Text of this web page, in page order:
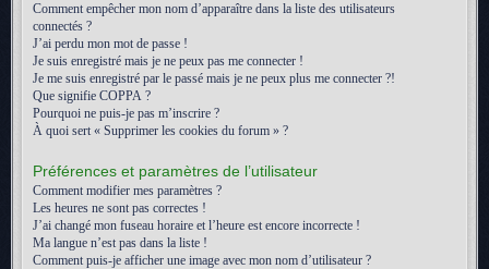
Comment empêcher mon nom d’apparaître dans la liste des utilisateurs
connectés ?
J’ai perdu mon mot de passe !
Je suis enregistré mais je ne peux pas me connecter !
Je me suis enregistré par le passé mais je ne peux plus me connecter ?!
Que signifie COPPA ?
Pourquoi ne puis-je pas m’inscrire ?
À quoi sert « Supprimer les cookies du forum » ?
Préférences et paramètres de l’utilisateur
Comment modifier mes paramètres ?
Les heures ne sont pas correctes !
J’ai changé mon fuseau horaire et l’heure est encore incorrecte !
Ma langue n’est pas dans la liste !
Comment puis-je afficher une image avec mon nom d’utilisateur ?